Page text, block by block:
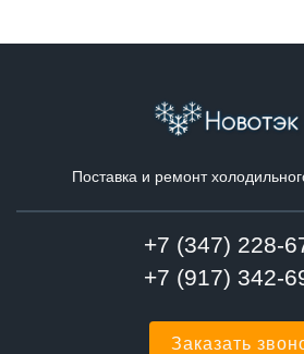
Поставка и ремонт
+7 (347) 228-
+7 (917) 342-
Заказать